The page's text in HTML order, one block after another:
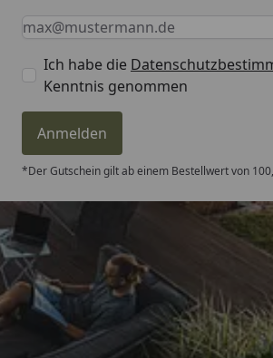
Keine Eingabe erforderlich
Eingabe erforderlich
E-Mail *
Ich habe die
Kenntnis genommen
Anmelden
*Der Gutschein gilt ab einem Bestellwert von
Trusted Shops
4,81/ 5